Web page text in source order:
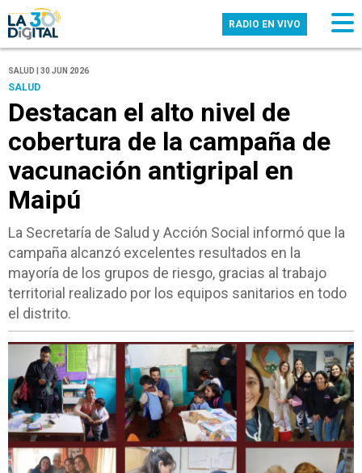
RADIO EN VIVO
SALUD | 30 JUN 2026
SALUD
Destacan el alto nivel de
cobertura de la campaña de
vacunación antigripal en
Maipú
La Secretaría de Salud y Acción Social informó que la
campaña alcanzó excelentes resultados en la
mayoría de los grupos de riesgo, gracias al trabajo
territorial realizado por los equipos sanitarios en todo
el distrito.